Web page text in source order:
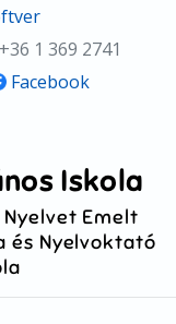
+36 1 369 2741
Facebook
Iskola
Emelt
és Nyelvoktató